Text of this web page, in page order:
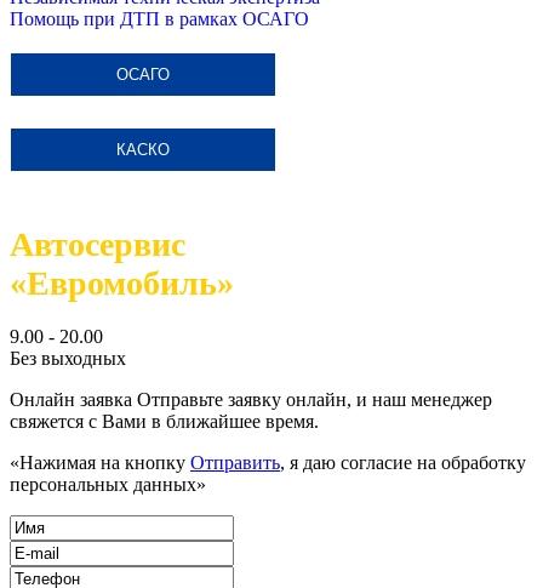
Помощь при ДТП в рамках ОСАГО
ОСАГО
КАСКО
Автосервис
«Евромобиль»
9.00 - 20.00
Без выходных
Онлайн заявка Отправьте заявку онлайн, и наш менеджер
свяжется с Вами в ближайшее время.
«Нажимая на кнопку Отправить, я даю согласие на обработку
персональных данных»